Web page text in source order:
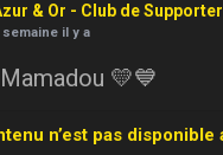
& Or - Club de
semaine il y a
💛💙
n’est pas